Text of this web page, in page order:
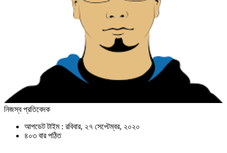
নিজস্ব প্রতিবেদক
আপডেট টাইম : রবিবার, ২৭ সেপ্টেম্বর, ২০২০
৪০৩ বার পঠিত